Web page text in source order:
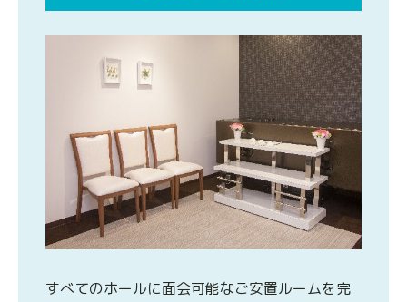
すべてのホールに面会可能なご安置ルームを完